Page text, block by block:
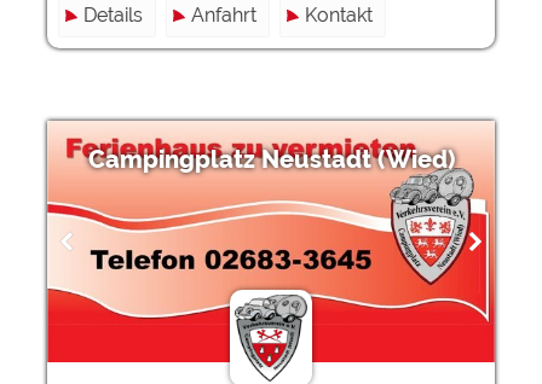
Details Anfahrt Kontakt
Campingplatz Neustadt (Wied)